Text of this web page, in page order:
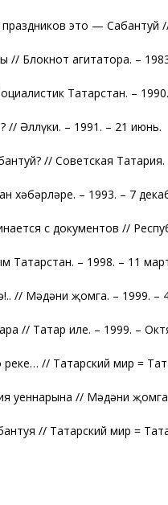
это —
// Блокнот агитатора. –
Татарстан. –
// Әллүки. – 1991. – 21 июнь.
// Советская
хәбәрләре. – 1993. – 7
с документов //
Татарстан. – 1998. – 11
// Мәдәни җомга. – 1999. –
// Татар иле. – 1999. –
// Татарский мир =
уеннарына // Мәдәни
// Татарский мир =